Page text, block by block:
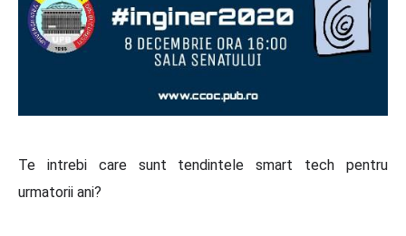
Te intrebi care sunt tendintele smart tech pentru
urmatorii ani?